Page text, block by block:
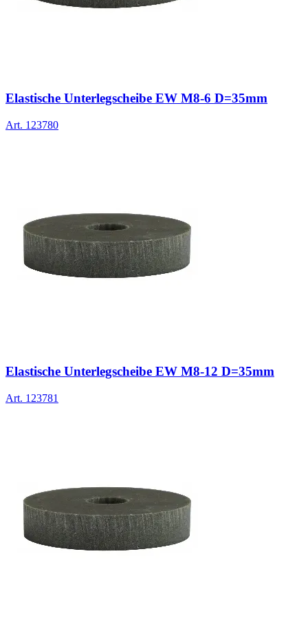
Elastische Unterlegscheibe EW M8-6 D=35mm
Art. 123780
Elastische Unterlegscheibe EW M8-12 D=35mm
Art. 123781